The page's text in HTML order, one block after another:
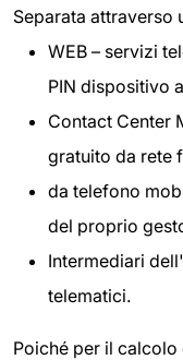
Separata attraverso
WEB – servizi
PIN dispositivo
Contact Center
gratuito da rete
da telefono
del proprio
Intermediari
telematici.
Poiché per il